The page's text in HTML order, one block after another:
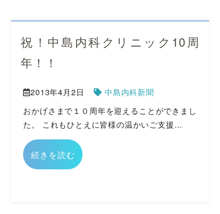
祝！中島内科クリニック10周
年！！
2013年4月2日
中島内科新聞
おかげさまで１０周年を迎えることができまし
た。 これもひとえに皆様の温かいご支援…
続きを読む